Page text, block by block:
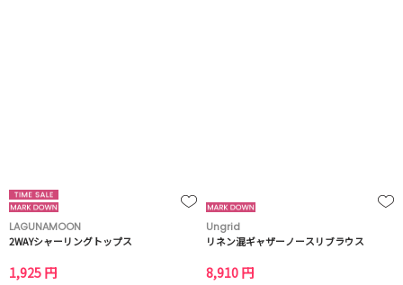
LAGUNAMOON
2WAYシャーリングトップス
1,925 円
Ungrid
リネン混ギャザーノースリブラウス
8,910 円